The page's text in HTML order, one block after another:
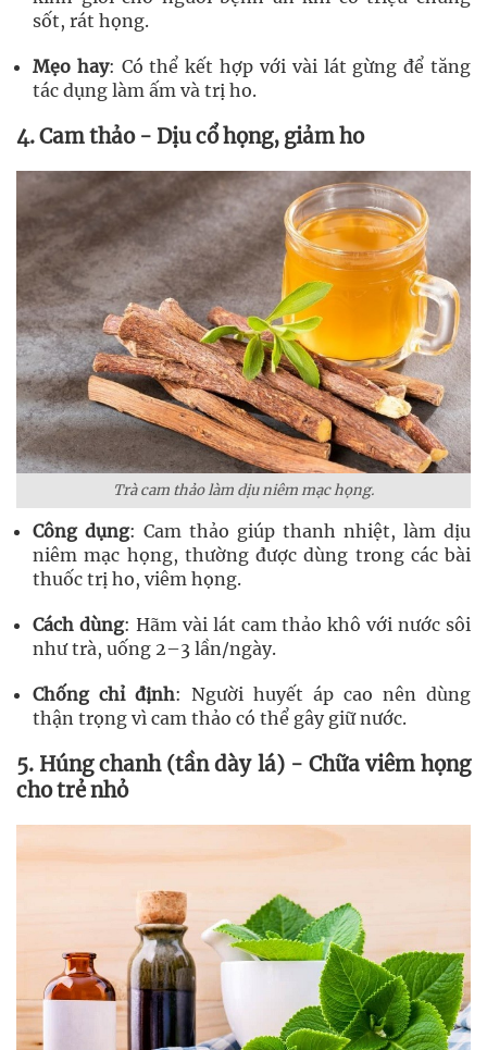
sốt, rát họng.
Mẹo hay: Có thể kết hợp với vài lát gừng để tăng
tác dụng làm ấm và trị ho.
4. Cam thảo - Dịu cổ họng, giảm ho
Trà cam thảo làm dịu niêm mạc họng.
Công dụng: Cam thảo giúp thanh nhiệt, làm dịu
niêm mạc họng, thường được dùng trong các bài
thuốc trị ho, viêm họng.
Cách dùng: Hãm vài lát cam thảo khô với nước sôi
như trà, uống 2–3 lần/ngày.
Chống chỉ định: Người huyết áp cao nên dùng
thận trọng vì cam thảo có thể gây giữ nước.
5. Húng chanh (tần dày lá) - Chữa viêm họng
cho trẻ nhỏ